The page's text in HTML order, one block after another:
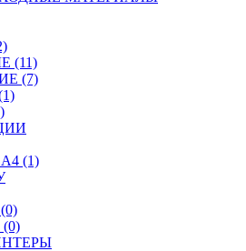
(11)
(7)
(1)